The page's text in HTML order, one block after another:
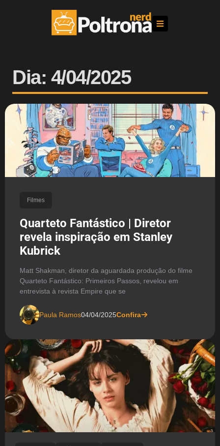
Dia: 4/04/2025
Filmes
Quarteto Fantástico | Diretor
revela inspiração em Stanley
Kubrick
Matt Shakman, diretor da aguardada produção do filme
Quarteto Fantástico: Primeiros Passos, revelou em
entrevista à revista Empire que se
Paula Ramos04/04/2025Confira